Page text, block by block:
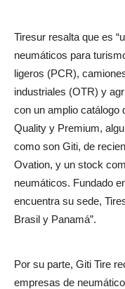
Tiresur resalta que es
neumáticos para
ligeros (PCR),
industriales (OTR) y
con un amplio catálogo
Quality y Premium,
como son Giti, de
Ovation, y un stock
neumáticos. Fundado
encuentra su sede,
Brasil y Panamá”.
Por su parte, Giti Tire
empresas de